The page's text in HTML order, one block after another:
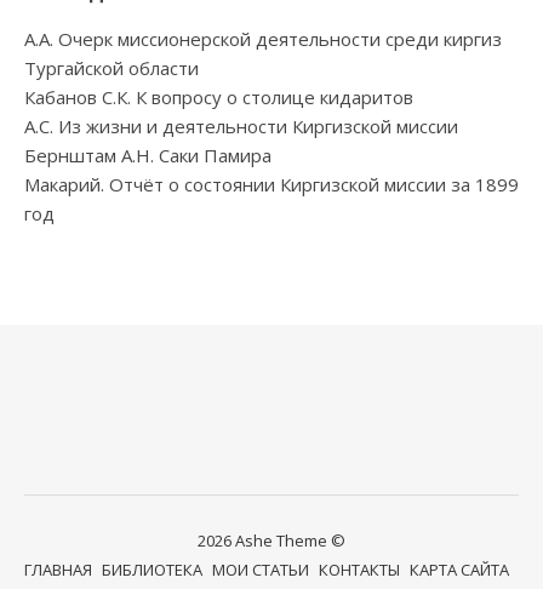
А.А. Очерк миссионерской деятельности среди киргиз
Тургайской области
Кабанов С.К. К вопросу о столице кидаритов
А.С. Из жизни и деятельности Киргизской миссии
Бернштам А.Н. Саки Памира
Макарий. Отчёт о состоянии Киргизской миссии за 1899
год
2026 Ashe Theme ©
ГЛАВНАЯ БИБЛИОТЕКА МОИ СТАТЬИ КОНТАКТЫ КАРТА САЙТА